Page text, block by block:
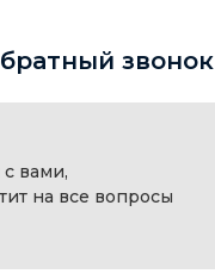
вами,
на все вопросы
звонок